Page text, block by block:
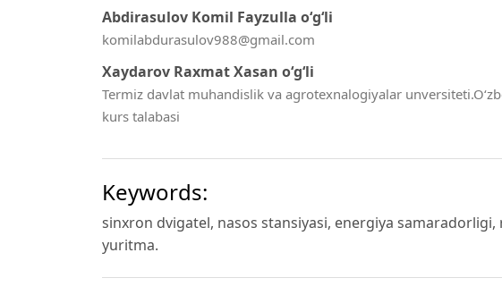
Abdirasulov Komil Fayzulla o‘g‘li
komilabdurasulov988@gmail.com
Xaydarov Raxmat Xasan o‘g‘li
Termiz davlat muhandislik va agrotexnalogiyalar
kurs talabasi
Keywords:
sinxron dvigatel, nasos stansiyasi, energiya
yuritma.